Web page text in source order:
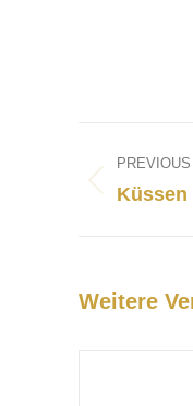
PREVIOUS
Previous
Küssen
Weitere